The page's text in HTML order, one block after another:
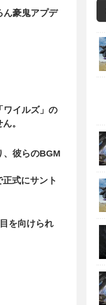
ん豪鬼アプデ
ワイルズ」の
。
、彼らのBGM
式にサント
を向けられ